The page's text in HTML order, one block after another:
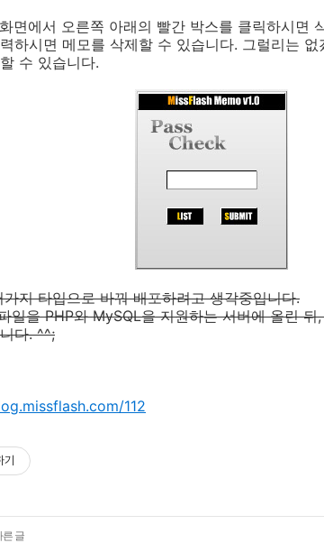
면에서 오른쪽 아래의 빨간 박스를 클릭하시면
하시면 메모를 삭제할 수 있습니다. 그럴리는
수 있습니다.
지 타입으로 바꿔 배포하려고 생각중입니다.
일을 PHP와 MySQL을 지원하는 서버에 올린
다. ^^;
112
른 글